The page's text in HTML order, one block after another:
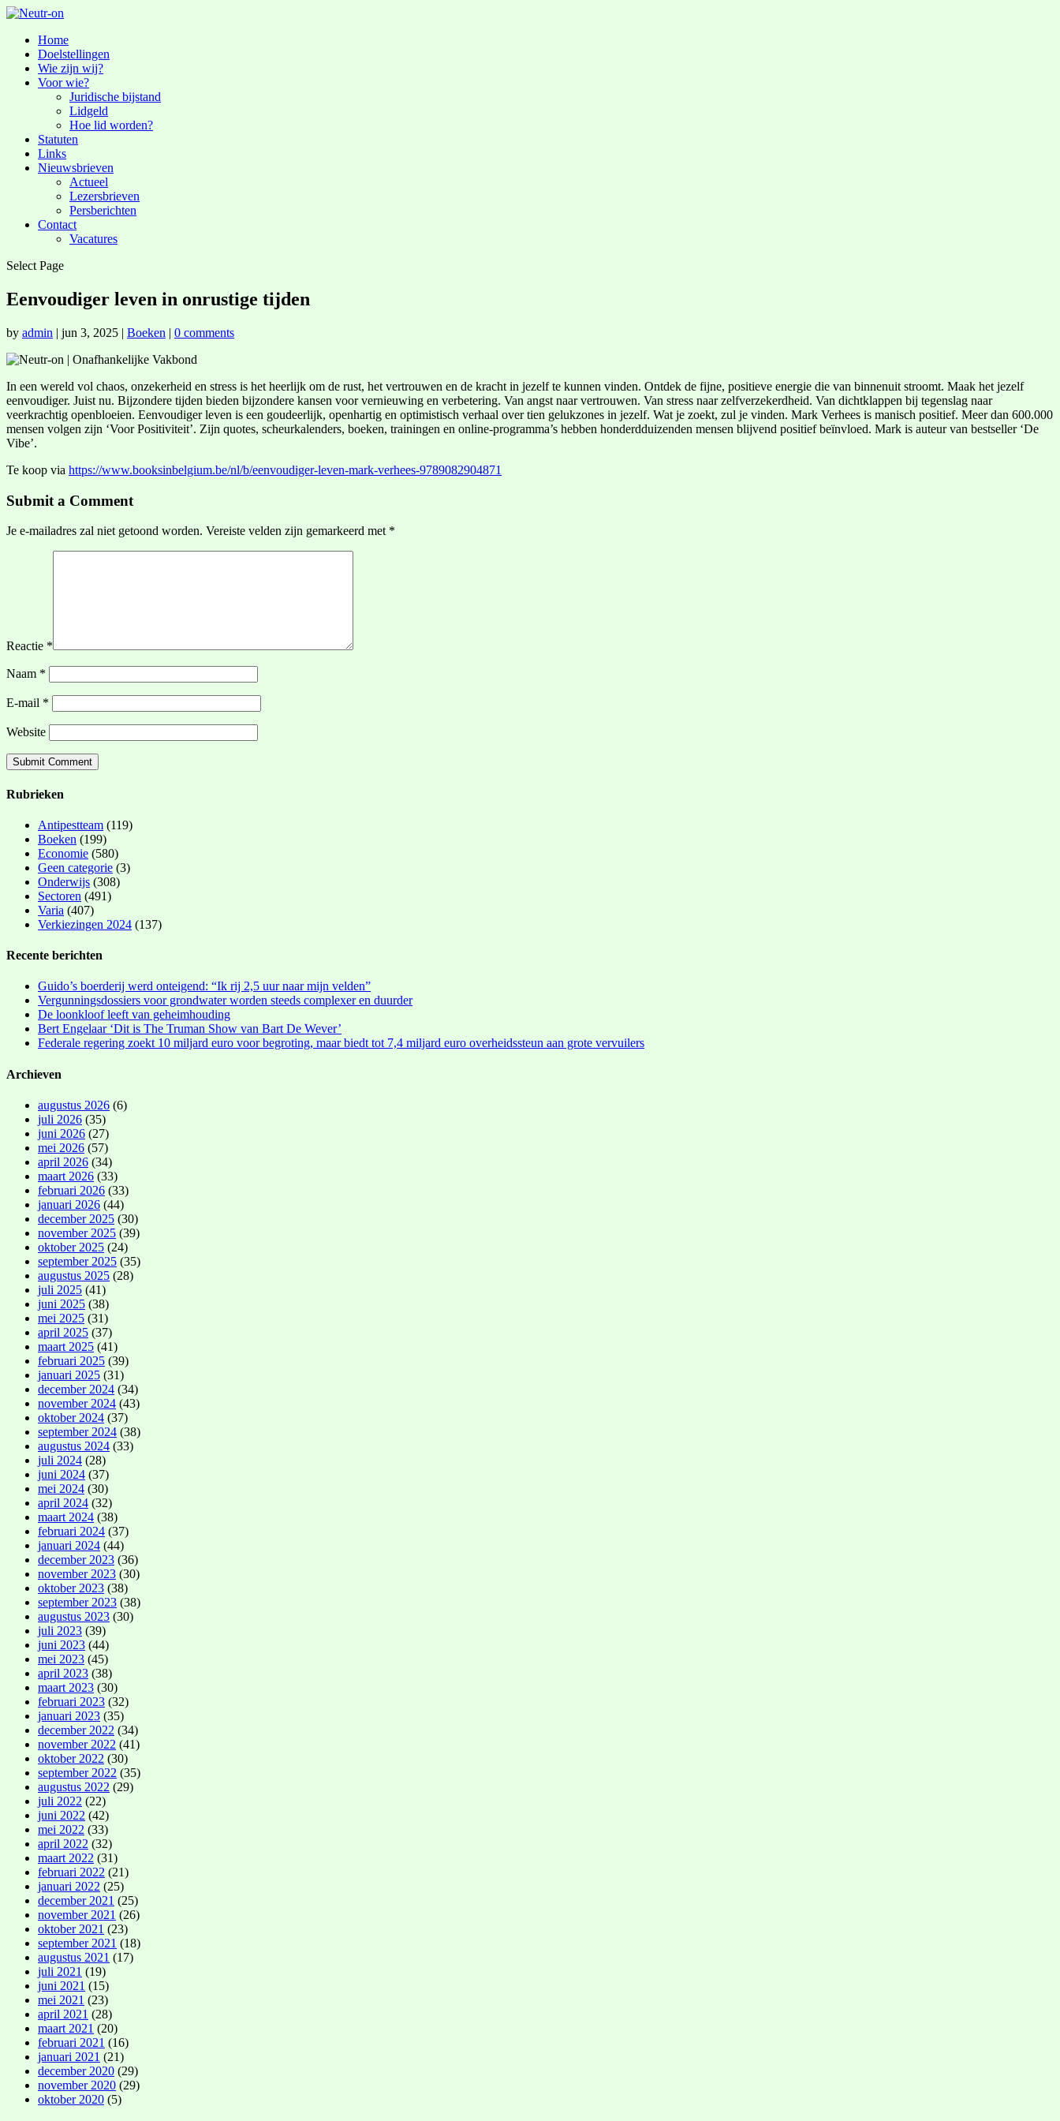
Home
Doelstellingen
Wie zijn wij?
Voor wie?
Juridische bijstand
Lidgeld
Hoe lid worden?
Statuten
Links
Nieuwsbrieven
Actueel
Lezersbrieven
Persberichten
Contact
Vacatures
Select Page
Eenvoudiger leven in onrustige tijden
by admin | jun 3, 2025 | Boeken | 0 comments
In een wereld vol chaos, onzekerheid en stress is het heerlijk om de rust, het vertrouwen en de kracht in jezelf te kunnen vinden. Ontdek de fijne, positieve energie die van binnenuit stroomt. Maak het jezelf
eenvoudiger. Juist nu. Bijzondere tijden bieden bijzondere kansen voor vernieuwing en verbetering. Van angst naar vertrouwen. Van stress naar zelfverzekerdheid. Van dichtklappen bij tegenslag naar
veerkrachtig openbloeien. Eenvoudiger leven is een goudeerlijk, openhartig en optimistisch verhaal over tien gelukzones in jezelf. Wat je zoekt, zul je vinden. Mark Verhees is manisch positief. Meer dan 600.000
mensen volgen zijn ‘Voor Positiviteit’. Zijn quotes, scheurkalenders, boeken, trainingen en online-programma’s hebben honderdduizenden mensen blijvend positief beïnvloed. Mark is auteur van bestseller ‘De
Vibe’.
Te koop via https://www.booksinbelgium.be/nl/b/eenvoudiger-leven-mark-verhees-9789082904871
Submit a Comment
Je e-mailadres zal niet getoond worden. Vereiste velden zijn gemarkeerd met *
Reactie *
Naam *
E-mail *
Website
Rubrieken
Antipestteam (119)
Boeken (199)
Economie (580)
Geen categorie (3)
Onderwijs (308)
Sectoren (491)
Varia (407)
Verkiezingen 2024 (137)
Recente berichten
Guido’s boerderij werd onteigend: “Ik rij 2,5 uur naar mijn velden”
Vergunningsdossiers voor grondwater worden steeds complexer en duurder
De loonkloof leeft van geheimhouding
Bert Engelaar ‘Dit is The Truman Show van Bart De Wever’
Federale regering zoekt 10 miljard euro voor begroting, maar biedt tot 7,4 miljard euro overheidssteun aan grote vervuilers
Archieven
augustus 2026 (6)
juli 2026 (35)
juni 2026 (27)
mei 2026 (57)
april 2026 (34)
maart 2026 (33)
februari 2026 (33)
januari 2026 (44)
december 2025 (30)
november 2025 (39)
oktober 2025 (24)
september 2025 (35)
augustus 2025 (28)
juli 2025 (41)
juni 2025 (38)
mei 2025 (31)
april 2025 (37)
maart 2025 (41)
februari 2025 (39)
januari 2025 (31)
december 2024 (34)
november 2024 (43)
oktober 2024 (37)
september 2024 (38)
augustus 2024 (33)
juli 2024 (28)
juni 2024 (37)
mei 2024 (30)
april 2024 (32)
maart 2024 (38)
februari 2024 (37)
januari 2024 (44)
december 2023 (36)
november 2023 (30)
oktober 2023 (38)
september 2023 (38)
augustus 2023 (30)
juli 2023 (39)
juni 2023 (44)
mei 2023 (45)
april 2023 (38)
maart 2023 (30)
februari 2023 (32)
januari 2023 (35)
december 2022 (34)
november 2022 (41)
oktober 2022 (30)
september 2022 (35)
augustus 2022 (29)
juli 2022 (22)
juni 2022 (42)
mei 2022 (33)
april 2022 (32)
maart 2022 (31)
februari 2022 (21)
januari 2022 (25)
december 2021 (25)
november 2021 (26)
oktober 2021 (23)
september 2021 (18)
augustus 2021 (17)
juli 2021 (19)
juni 2021 (15)
mei 2021 (23)
april 2021 (28)
maart 2021 (20)
februari 2021 (16)
januari 2021 (21)
december 2020 (29)
november 2020 (29)
oktober 2020 (5)